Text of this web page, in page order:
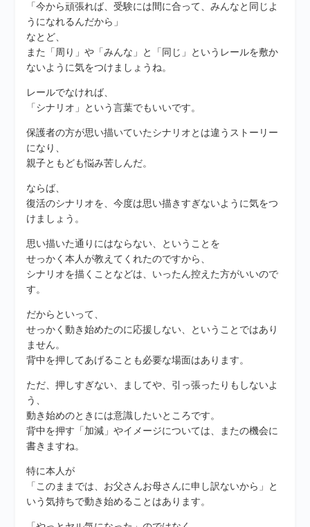
「今から頑張れば、受験には間に合って、みんなと同じよ
うになれるんだから」
なとど、
また「周り」や「みんな」と「同じ」というレールを敷か
ないように気をつけましょうね。
レールでなければ、
「シナリオ」という言葉でもいいです。
保護者の方が思い描いていたシナリオとは違うストーリー
になり、
親子ともども悩み苦しんだ。
ならば、
復活のシナリオを、今度は思い描きすぎないように気をつ
けましょう。
思い描いた通りにはならない、ということを
せっかく本人が教えてくれたのですから、
シナリオを描くことなどは、いったん控えた方がいいので
す。
だからといって、
せっかく動き始めたのに応援しない、ということではあり
ません。
背中を押してあげることも必要な場面はあります。
ただ、押しすぎない、ましてや、引っ張ったりもしないよ
う、
動き始めのときには意識したいところです。
背中を押す「加減」やイメージについては、またの機会に
書きますね。
特に本人が
「このままでは、お父さんお母さんに申し訳ないから」と
いう気持ちで動き始めることはあります。